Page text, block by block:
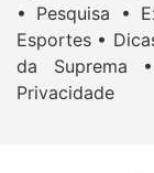
• Pesquisa •
Esportes •
da Suprema •
Privacidade